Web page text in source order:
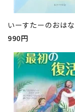
いーすたーのおは
990円